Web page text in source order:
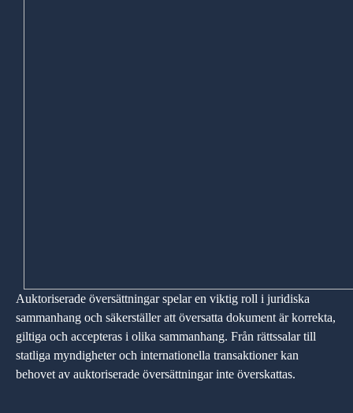
Auktoriserade översättningar spelar en viktig roll i juridiska
sammanhang och säkerställer att översatta dokument är korrekta,
giltiga och accepteras i olika sammanhang. Från rättssalar till
statliga myndigheter och internationella transaktioner kan
behovet av auktoriserade översättningar inte överskattas.